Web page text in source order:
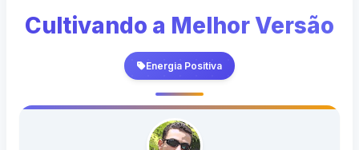
Cultivando a Melhor Versão
Energia Positiva